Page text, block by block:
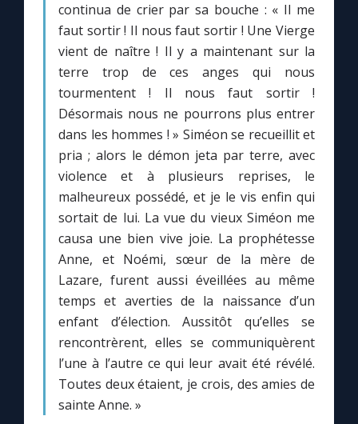
continua de crier par sa bouche : « Il me
faut sortir ! Il nous faut sortir ! Une Vierge
vient de naître ! Il y a maintenant sur la
terre trop de ces anges qui nous
tourmentent ! Il nous faut sortir !
Désormais nous ne pourrons plus entrer
dans les hommes ! » Siméon se recueillit et
pria ; alors le démon jeta par terre, avec
violence et à plusieurs reprises, le
malheureux possédé, et je le vis enfin qui
sortait de lui. La vue du vieux Siméon me
causa une bien vive joie. La prophétesse
Anne, et Noémi, sœur de la mère de
Lazare, furent aussi éveillées au même
temps et averties de la naissance d’un
enfant d’élection. Aussitôt qu’elles se
rencontrèrent, elles se communiquèrent
l’une à l’autre ce qui leur avait été révélé.
Toutes deux étaient, je crois, des amies de
sainte Anne. »